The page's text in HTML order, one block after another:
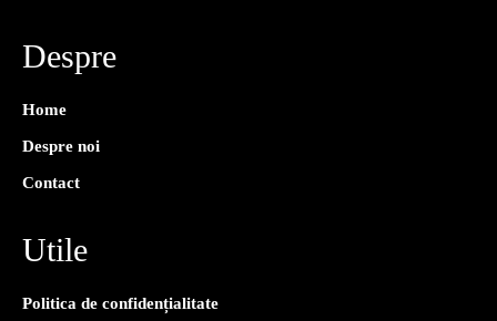
Despre
Home
Despre noi
Contact
Utile
Politica de confidențialitate